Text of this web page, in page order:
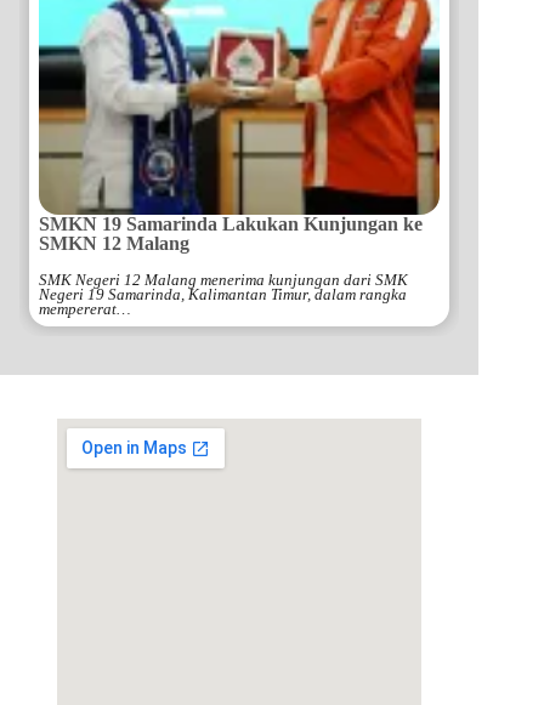
SMKN 19 Samarinda Lakukan Kunjungan ke
SMKN 12 Malang
SMK Negeri 12 Malang menerima kunjungan dari SMK
Negeri 19 Samarinda, Kalimantan Timur, dalam rangka
mempererat…